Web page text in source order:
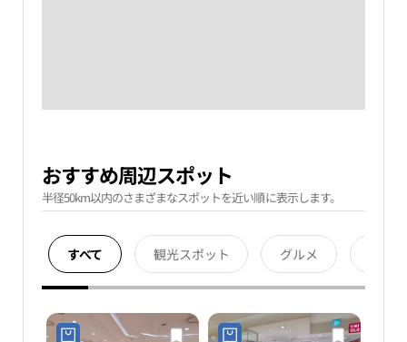
おすすめ周辺スポット
半径50km以内のさまざまなスポットを近い順に表示します。
すべて 観光スポット グルメ